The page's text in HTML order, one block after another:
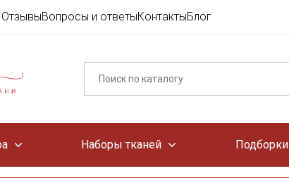
ОтзывыВопросы и ответыКонтактыБлог
Наборы тканей Подборки